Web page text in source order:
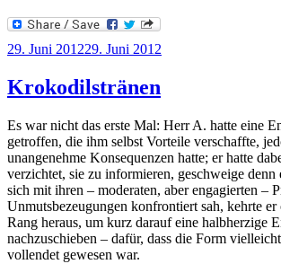
Veröffentlicht
29. Juni 201229. Juni 2012
Krokodilstränen
Es war nicht das erste Mal: Herr A. hatte eine
getroffen, die ihm selbst Vorteile verschaffte,
unangenehme Konsequenzen hatte; er hatte
verzichtet, sie zu informieren, geschweige
sich mit ihren – moderaten, aber engagierten –
Unmutsbezeugungen konfrontiert sah, kehrte er
Rang heraus, um kurz darauf eine halbherzige
nachzuschieben – dafür, dass die Form
vollendet gewesen war.